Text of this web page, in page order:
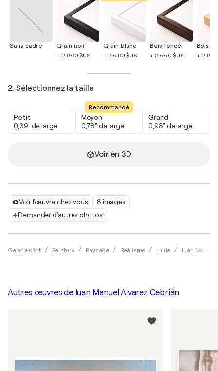
Voir l'œuvre chez vous
8 images
Demander d'autres photos
Galerie d'art Peinture Paysage Réalisme Huile Juan Manuel
Sans cadre
Grain noir
+ 2 660 $US
Grain blanc
+ 2 660 $US
Bois foncé
+ 2 660 $US
Bois
+ 2
2. Sélectionnez la taille
Petit
0,39" de large
Recommandé
Moyen
0,78" de large
Grand
0,98" de large
Voir en 3D
Autres œuvres de Juan Manuel Alvarez Cebrián